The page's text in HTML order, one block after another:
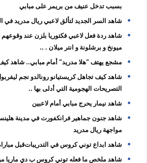
بسبب تدخل عنيف من بريمر على مبابي
شاهد السر الجديد لتألق لاعبي ريال مدريد في
شاهد ردة فعل لاعبي فكتوريا بلزن عند
ميونخ و برشلونة و انتر ميلان . ..
مشجع يهتف "هلا مدريد" أمام مبابي.. شاهد
شاهد كيف تجاهل كريستيانو رونالدو نجم
التصريحات الهجومية التي أدلى بها ..
شاهد نيمار يحرج مبابي أمام لاعبين
شاهد جنون جماهير فرانكفورت في مدينة
مواجهة ريال مدريد
شاهد ابداع توني كروس في التدريبات⁦⁦ قبل مباراة فرانكفورت
شاهد ملخص ما فعله توني كروس ب دي ماريا